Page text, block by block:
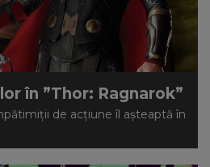
în ”Thor: Ragnarok”
de acțiune îl așteaptă în